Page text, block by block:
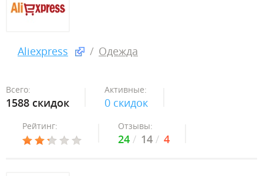
Aliexpress Одежда
Всего:
1588 скидок
Активные:
0 скидок
Рейтинг: Отзывы:
24 14 4